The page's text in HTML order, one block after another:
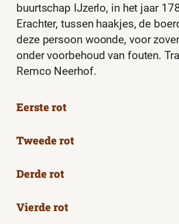
buurtschap IJzerlo, in het jaar
Erachter, tussen haakjes, de
deze persoon woonde, voor
onder voorbehoud van fouten.
Remco Neerhof.
Eerste rot
Tweede rot
Derde rot
Vierde rot